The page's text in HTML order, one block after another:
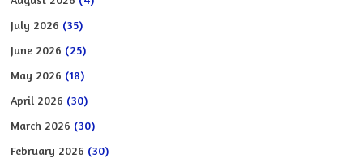
July 2026 (35)
June 2026 (25)
May 2026 (18)
April 2026 (30)
March 2026 (30)
February 2026 (30)